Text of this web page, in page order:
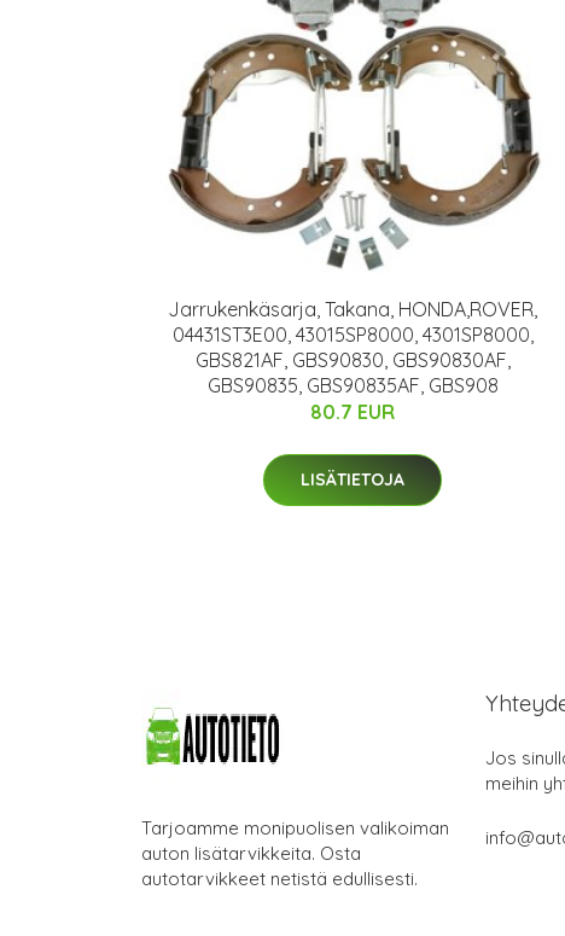
Jarrukenkäsarja, Takana, HONDA,ROVER,
04431ST3E00, 43015SP8000, 4301SP8000,
GBS821AF, GBS90830, GBS90830AF,
GBS90835, GBS90835AF, GBS908
80.7 EUR
LISÄTIETOJA
Tarjoamme monipuolisen valikoiman
auton lisätarvikkeita. Osta
autotarvikkeet netistä edullisesti.
Jos
meihin